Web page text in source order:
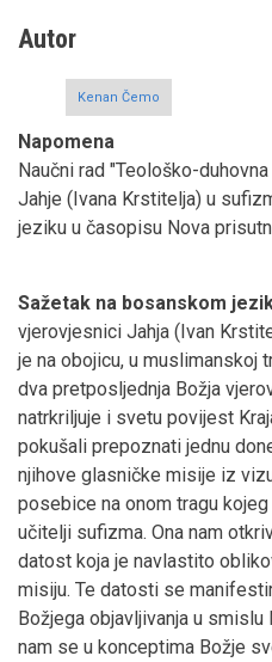
Autor
Kenan Čemo
Napomena
Naučni rad "Teološko-
Jahje (Ivana Krstitelja) u
jeziku u časopisu Nova
Sažetak na bosanskom
vjerovjesnici Jahja (Ivan
je na obojicu, u muslimanskoj
dva pretposljednja Božja
natrkriljuje i svetu povijest
pokušali prepoznati jednu
njihove glasničke misije iz
posebice na onom tragu
učitelji sufizma. Ona nam
datost koja je navlastito
misiju. Te datosti se
Božjega objavljivanja u smislu
nam se u konceptima Božje